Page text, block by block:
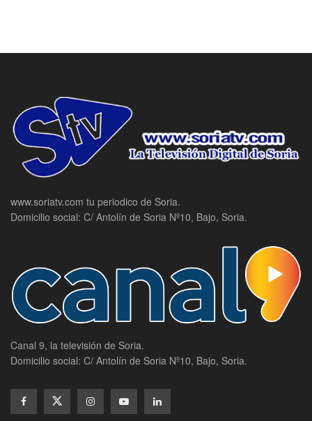
www.soriatv.com tu periodico de Soria.
Domicilio social: C/ Antolín de Soria Nº10, Bajo, Soria.
Canal 9, la televisión de Soria.
Domicilio social: C/ Antolín de Soria Nº10, Bajo, Soria.